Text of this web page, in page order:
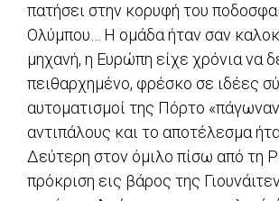
πατήσει στην κορυφή του
Ολύμπου… Η ομάδα ήταν σαν
μηχανή, η Ευρώπη είχε χρόνια να
πειθαρχημένο, φρέσκο σε ιδέες
αυτοματισμοί της Πόρτο
αντιπάλους και το αποτέλεσμα
Δεύτερη στον όμιλο πίσω από τη
πρόκριση εις βάρος της